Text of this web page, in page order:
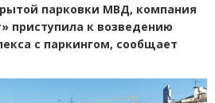
парковки МВД, компания
приступила к возведению
с паркингом, сообщает